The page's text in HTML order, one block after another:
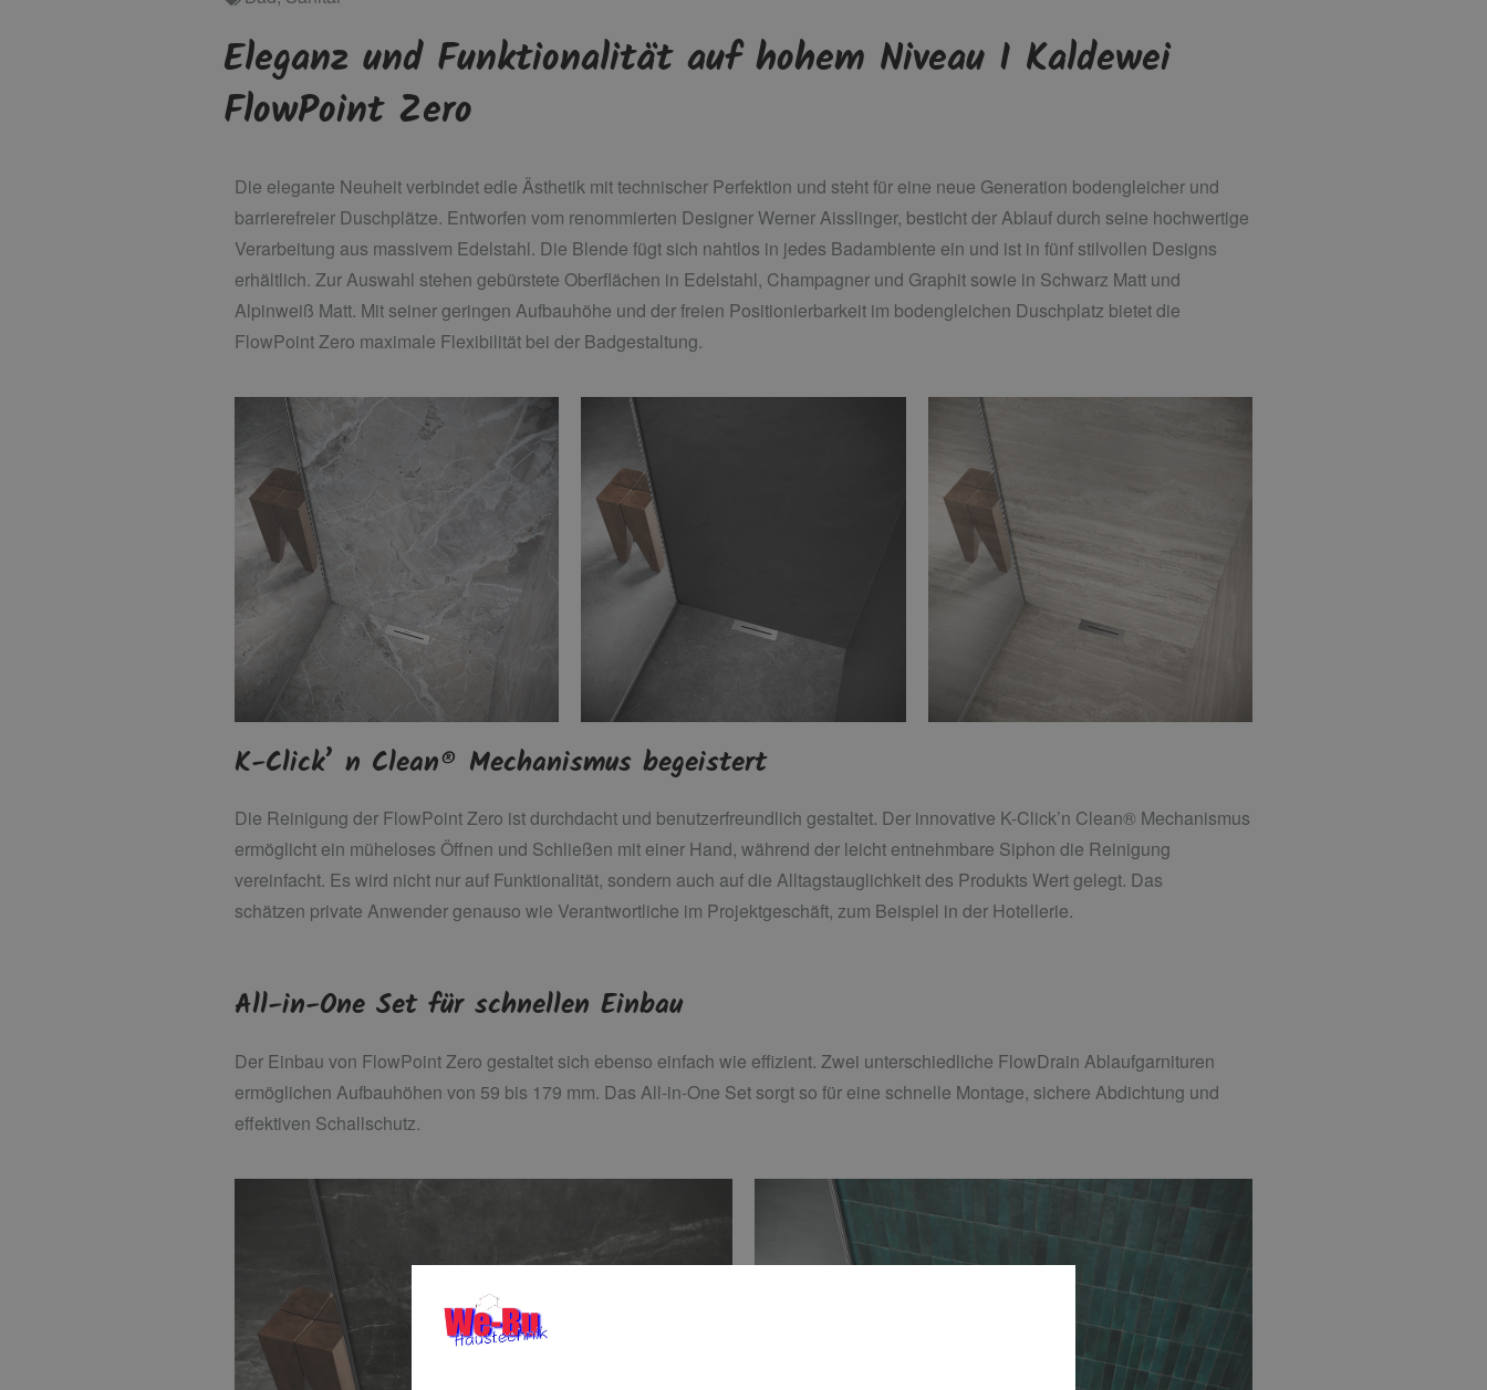
Eleganz und Funktionalität auf hohem Niveau I Kaldewei
FlowPoint Zero
Die elegante Neuheit verbindet edle Ästhetik mit technischer Perfektion und steht für eine neue Generation bodengleicher und
barrierefreier Duschplätze. Entworfen vom renommierten Designer Werner Aisslinger, besticht der Ablauf durch seine hochwertige
Verarbeitung aus massivem Edelstahl. Die Blende fügt sich nahtlos in jedes Badambiente ein und ist in fünf stilvollen Designs
erhältlich. Zur Auswahl stehen gebürstete Oberflächen in Edelstahl, Champagner und Graphit sowie in Schwarz Matt und
Alpinweiß Matt. Mit seiner geringen Aufbauhöhe und der freien Positionierbarkeit im bodengleichen Duschplatz bietet die
FlowPoint Zero maximale Flexibilität bei der Badgestaltung.
K-Click’ n Clean® Mechanismus begeistert
Die Reinigung der FlowPoint Zero ist durchdacht und benutzerfreundlich gestaltet. Der innovative K-Click’n Clean® Mechanismus
ermöglicht ein müheloses Öffnen und Schließen mit einer Hand, während der leicht entnehmbare Siphon die Reinigung
vereinfacht. Es wird nicht nur auf Funktionalität, sondern auch auf die Alltagstauglichkeit des Produkts Wert gelegt. Das
schätzen private Anwender genauso wie Verantwortliche im Projektgeschäft, zum Beispiel in der Hotellerie.
All-in-One Set für schnellen Einbau
Der Einbau von FlowPoint Zero gestaltet sich ebenso einfach wie effizient. Zwei unterschiedliche FlowDrain Ablaufgarnituren
ermöglichen Aufbauhöhen von 59 bis 179 mm. Das All-in-One Set sorgt so für eine schnelle Montage, sichere Abdichtung und
effektiven Schallschutz.